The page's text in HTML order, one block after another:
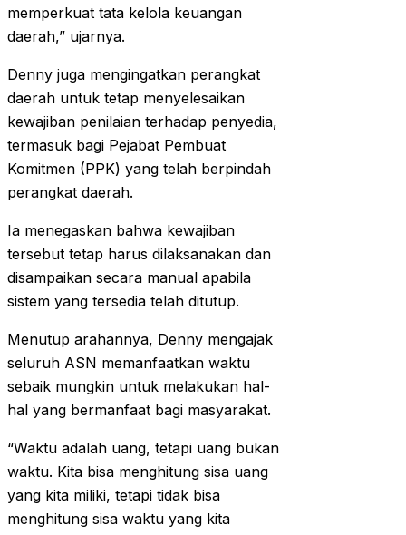
memperkuat tata kelola keuangan
daerah,” ujarnya.
Denny juga mengingatkan perangkat
daerah untuk tetap menyelesaikan
kewajiban penilaian terhadap penyedia,
termasuk bagi Pejabat Pembuat
Komitmen (PPK) yang telah berpindah
perangkat daerah.
Ia menegaskan bahwa kewajiban
tersebut tetap harus dilaksanakan dan
disampaikan secara manual apabila
sistem yang tersedia telah ditutup.
Menutup arahannya, Denny mengajak
seluruh ASN memanfaatkan waktu
sebaik mungkin untuk melakukan hal-
hal yang bermanfaat bagi masyarakat.
“Waktu adalah uang, tetapi uang bukan
waktu. Kita bisa menghitung sisa uang
yang kita miliki, tetapi tidak bisa
menghitung sisa waktu yang kita